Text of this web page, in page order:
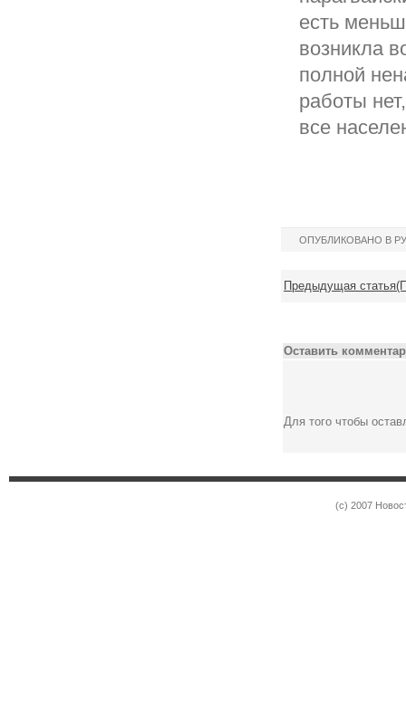
есть
возникла
полной
работы
все
ОПУБЛИКОВАНО В
Предыдущая
Оставить
Для того чтобы
(c) 2007